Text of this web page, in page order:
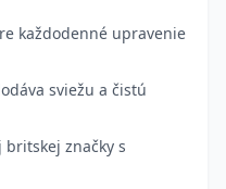
každodenné upravenie
sviežu a čistú
britskej značky s